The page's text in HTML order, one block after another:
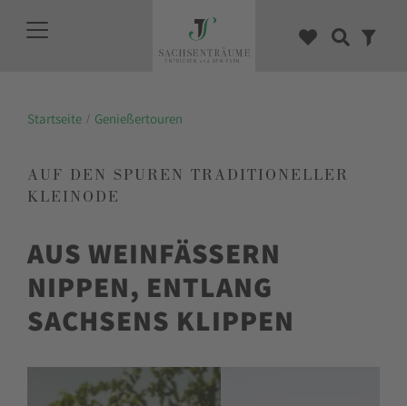
Startseite Genießertouren
AUF DEN SPUREN TRADITIONELLER
KLEINODE
AUS WEINFÄSSERN
NIPPEN, ENTLANG
SACHSENS KLIPPEN